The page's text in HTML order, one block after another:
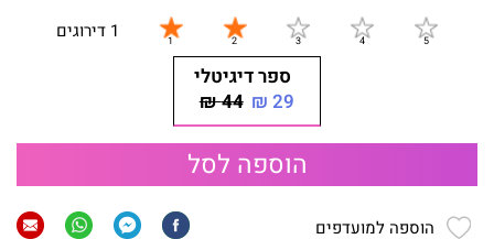
1 דירוגים
ספר דיגיטלי
29 ₪
44 ₪
הוספה לסל
הוספה למועדפים